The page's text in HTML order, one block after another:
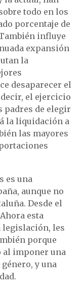
todo en los
porcentaje de
influye
expansión
la
desaparecer el
el ejercicio
padres de elegir
la liquidación a
las mayores
es una
aunque no
Desde el
esta
legislación, les
porque
al imponer una
y una